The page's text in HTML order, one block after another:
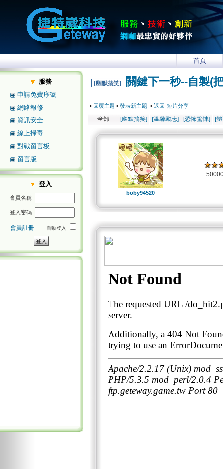
首頁
服務
申請免費序號
網路報修
資訊安全
線上掃毒
對戰留言板
留言版
登入
會員名稱
登入密碼
會員註冊 自動登入
[幽默搞笑] 關鍵下一秒--自製(
• 回覆主題 • 發表新主題 • 返回-短片分享
全部 [幽默搞笑] [溫馨勵志] [恐怖驚悚] [
boby94520